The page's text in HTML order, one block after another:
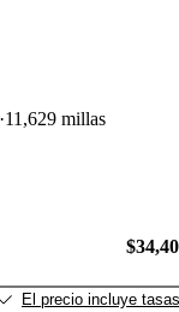
11,629 millas
El precio incluye tasas